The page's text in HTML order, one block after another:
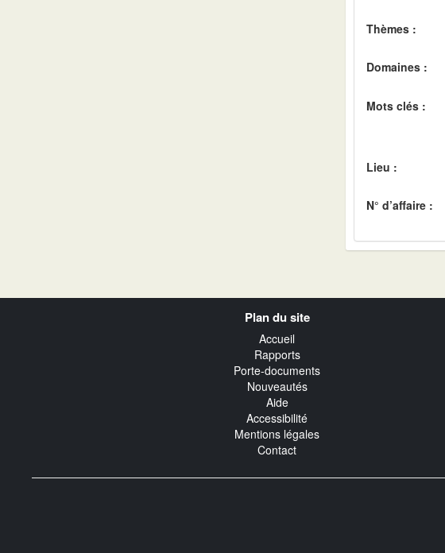
Thèmes :
Domaines :
Mots clés :
Lieu :
N° d’affaire :
Plan du site
Accueil
Rapports
Porte-documents
Nouveautés
Aide
Accessibilité
Mentions légales
Contact